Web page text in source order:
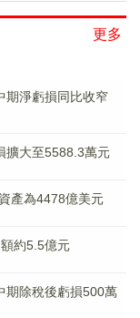
更多
期淨虧損同比收窄
擴大至5588.3萬元
產為4478億美元
約5.5億元
期除稅後虧損500萬